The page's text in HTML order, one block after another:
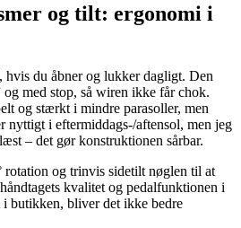
og tilt: ergonomi i
du åbner og lukker dagligt. Den
med stop, så wiren ikke får chok.
og stærkt i mindre parasoller, men
nyttigt i eftermiddags-/aftensol, men jeg
– det gør konstruktionen sårbar.
rotation og trinvis sidetilt nøglen til at
kvalitet og pedalfunktionen i
butikken, bliver det ikke bedre